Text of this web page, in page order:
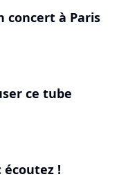
concert à Paris
ce tube
!